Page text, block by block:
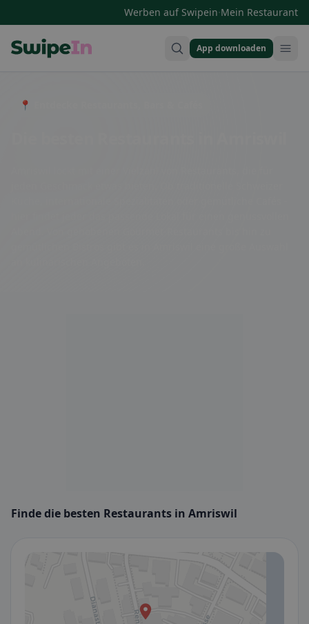
Werben auf Swipein·Mein Restaurant
App downloaden
📍 Entdecke Restaurants, Bars & Cafés
Finde die besten Restaurants in Amriswil